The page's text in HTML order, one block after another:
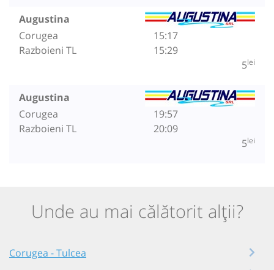
Augustina
Corugea
Razboieni TL
15:17
15:29
5lei
Augustina
Corugea
Razboieni TL
19:57
20:09
5lei
Unde au mai călătorit alții?
Corugea - Tulcea